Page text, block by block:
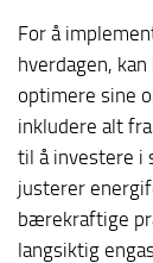
For å
hverdagen,
optimere sine
inkludere alt
til å investere i
justerer
bærekraftige
langsiktig